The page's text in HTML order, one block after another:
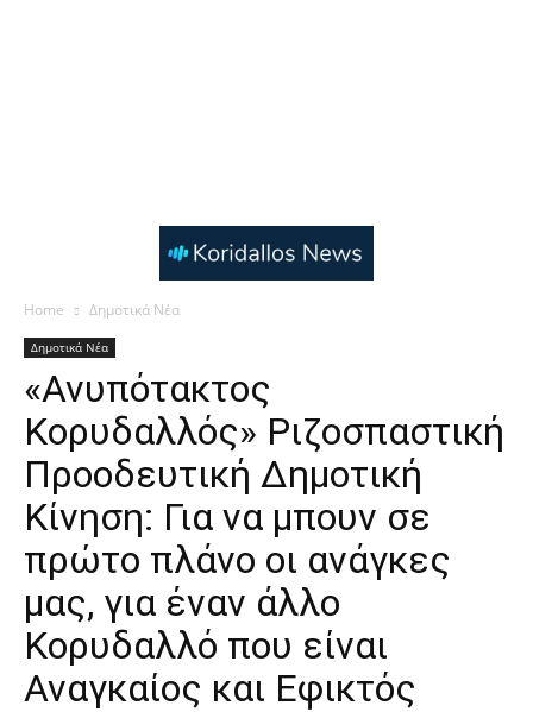
Home Δημοτικά Νέα
Δημοτικά Νέα
«Ανυπότακτος
Κορυδαλλός» Ριζοσπαστική
Προοδευτική Δημοτική
Κίνηση: Για να μπουν σε
πρώτο πλάνο οι ανάγκες
μας, για έναν άλλο
Κορυδαλλό που είναι
Αναγκαίος και Εφικτός